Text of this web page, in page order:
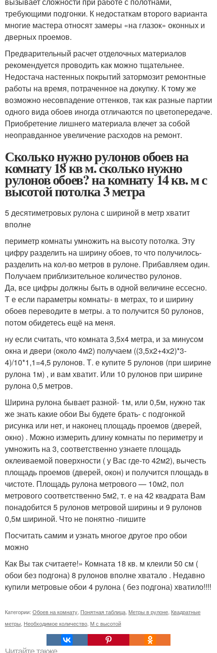
требующими подгонки. К недостаткам второго варианта
многие мастера относят замеры «на глазок» оконных и
дверных проемов.
Предварительный расчет отделочных материалов
рекомендуется проводить как можно тщательнее.
Недостача настенных покрытий затормозит ремонтные
работы на время, потраченное на докупку. К тому же
возможно несовпадение оттенков, так как разные партии
одного вида обоев иногда отличаются по цветопередаче.
Приобретение лишнего материала влечет за собой
неоправданное увеличение расходов на ремонт.
Сколько нужно рулонов обоев на
комнату 18 кв м. сколько нужно
рулонов обоев? на комнату 14 кв. м с
высотой потолка 3 метра
5 десятиметровых рулона с шириной в метр хватит
вполне
периметр комнаты умножить на высоту потолка. Эту
цифру разделить на ширину обоев, то что получилось-
разделить на кол-во метров в рулоне. Прибавляем один.
Получаем приблизительное количество рулонов.
Да, все цифры должны быть в одной величине ессесно.
Т е если параметры комнаты- в метрах, то и ширину
обоев переводите в метры. а то получится 50 рулонов,
потом обидетесь ещё на меня.
ну если считать, что комната 3,5х4 метра, и за минусом
окна и двери (около 4м2) получаем ((3,5х2+4х2)*3-
4)/10*1,1=4,5 рулонов. Т. е купите 5 рулонов (при ширине
рулона 1м) , и вам хватит. Или 10 рулонов при ширине
рулона 0,5 метров.
Ширина рулона бывает разной- 1м, или 0,5м, нужно так
же знать какие обои Вы будете брать- с подгонкой
рисунка или нет, и наконец площадь проемов (дверей,
окно) . Можно измерить длину комнаты по периметру и
умножить на 3, соответственно узнаете площадь
оклеиваемой поверхности ( у Вас где-то 42м2), вычесть
площадь проемов (дверей, окон) и получится площадь в
чистоте. Площадь рулона метрового — 10м2, пол
метрового соответственно 5м2, т. е на 42 квадрата Вам
понадобится 5 рулонов метровой ширины и 9 рулонов
0,5м шириной. Что не понятно -пишите
Посчитать самим и узнать многое другое про обои
можно
Как Вы так считаете!» Комната 18 кв. м клеили 50 см (
обои без подгона) 8 рулонов вполне хватало . Недавно
купили метровые обои 4 рулона ( без подгона) хватило!!!!
Категории: Обоев на комнату Понятная таблица Метры в рулоне Квадратные
метры Необходимое количество М с высотой